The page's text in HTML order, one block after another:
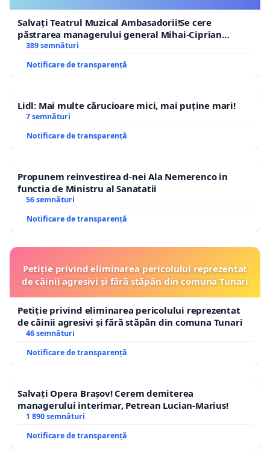
Salvați Teatrul Muzical Ambasadorii!Se cere
păstrarea managerului general Mihai-Ciprian
ROGOJAN
389 semnături
Notificare de transparență
Lidl: Mai multe cărucioare mici, mai puține mari!
7 semnături
Notificare de transparență
Propunem reinvestirea d-nei Ala Nemerenco in
functia de Ministru al Sanatatii
56 semnături
Notificare de transparență
Petiție privind eliminarea pericolului reprezentat
de câinii agresivi și fără stăpân din comuna Tunari
Petiție privind eliminarea pericolului reprezentat
de câinii agresivi și fără stăpân din comuna Tunari
46 semnături
Notificare de transparență
Salvați Opera Brașov! Cerem demiterea
managerului interimar, Petrean Lucian-Marius!
1 890 semnături
Notificare de transparență